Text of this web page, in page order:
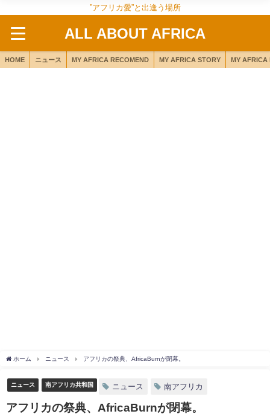
”アフリカ愛”と出逢う場所
ALL ABOUT AFRICA
HOME ニュース MY AFRICA RECOMEND MY AFRICA STORY MY AFRICA
ホーム ニュース アフリカの祭典、AfricaBurnが閉幕。
ニュース 南アフリカ共和国 ニュース 南アフリカ
アフリカの祭典、AfricaBurnが閉幕。